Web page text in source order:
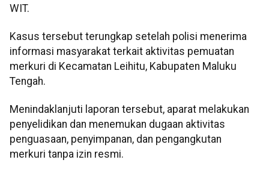
WIT.
Kasus tersebut terungkap setelah polisi menerima
informasi masyarakat terkait aktivitas pemuatan
merkuri di Kecamatan Leihitu, Kabupaten Maluku
Tengah.
Menindaklanjuti laporan tersebut, aparat melakukan
penyelidikan dan menemukan dugaan aktivitas
penguasaan, penyimpanan, dan pengangkutan
merkuri tanpa izin resmi.